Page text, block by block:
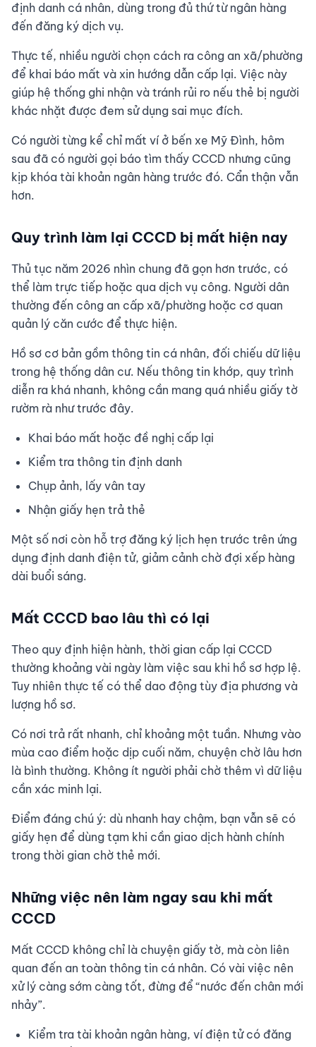
định danh cá nhân, dùng trong đủ thứ từ ngân hàng
đến đăng ký dịch vụ.
Thực tế, nhiều người chọn cách ra công an xã/phường
để khai báo mất và xin hướng dẫn cấp lại. Việc này
giúp hệ thống ghi nhận và tránh rủi ro nếu thẻ bị người
khác nhặt được đem sử dụng sai mục đích.
Có người từng kể chỉ mất ví ở bến xe Mỹ Đình, hôm
sau đã có người gọi báo tìm thấy CCCD nhưng cũng
kịp khóa tài khoản ngân hàng trước đó. Cẩn thận vẫn
hơn.
Quy trình làm lại CCCD bị mất hiện nay
Thủ tục năm 2026 nhìn chung đã gọn hơn trước, có
thể làm trực tiếp hoặc qua dịch vụ công. Người dân
thường đến công an cấp xã/phường hoặc cơ quan
quản lý căn cước để thực hiện.
Hồ sơ cơ bản gồm thông tin cá nhân, đối chiếu dữ liệu
trong hệ thống dân cư. Nếu thông tin khớp, quy trình
diễn ra khá nhanh, không cần mang quá nhiều giấy tờ
rườm rà như trước đây.
Khai báo mất hoặc đề nghị cấp lại
Kiểm tra thông tin định danh
Chụp ảnh, lấy vân tay
Nhận giấy hẹn trả thẻ
Một số nơi còn hỗ trợ đăng ký lịch hẹn trước trên ứng
dụng định danh điện tử, giảm cảnh chờ đợi xếp hàng
dài buổi sáng.
Mất CCCD bao lâu thì có lại
Theo quy định hiện hành, thời gian cấp lại CCCD
thường khoảng vài ngày làm việc sau khi hồ sơ hợp lệ.
Tuy nhiên thực tế có thể dao động tùy địa phương và
lượng hồ sơ.
Có nơi trả rất nhanh, chỉ khoảng một tuần. Nhưng vào
mùa cao điểm hoặc dịp cuối năm, chuyện chờ lâu hơn
là bình thường. Không ít người phải chờ thêm vì dữ liệu
cần xác minh lại.
Điểm đáng chú ý: dù nhanh hay chậm, bạn vẫn sẽ có
giấy hẹn để dùng tạm khi cần giao dịch hành chính
trong thời gian chờ thẻ mới.
Những việc nên làm ngay sau khi mất
CCCD
Mất CCCD không chỉ là chuyện giấy tờ, mà còn liên
quan đến an toàn thông tin cá nhân. Có vài việc nên
xử lý càng sớm càng tốt, đừng để “nước đến chân mới
nhảy”.
Kiểm tra tài khoản ngân hàng, ví điện tử có đăng